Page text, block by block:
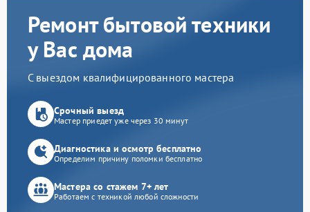
Ремонт бытовой техники
у Вас дома
С выездом квалифицированного мастера
Срочный выезд
Мастер приедет уже через 30 минут
Диагностика и осмотр бесплатно
Определим причину поломки бесплатно
Мастера со стажем 7+ лет
Работаем с техникой любой сложности